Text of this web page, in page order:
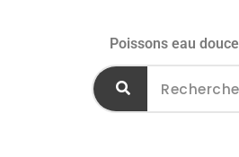
Poissons eau douce